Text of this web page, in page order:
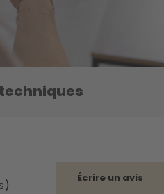
Écrire un avis